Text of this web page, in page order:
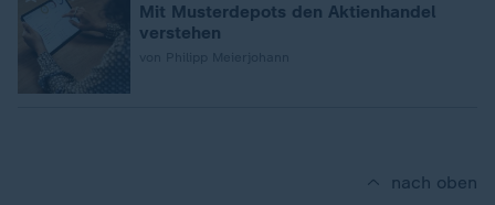
Mit Musterdepots den Aktienhandel
verstehen
nach oben